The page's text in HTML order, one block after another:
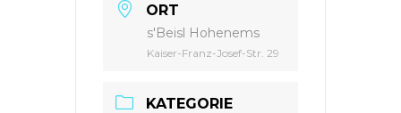
ORT
s'Beisl Hohenems
Kaiser-Franz-Josef-Str. 29
KATEGORIE